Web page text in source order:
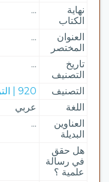
نهاية
الكتاب
...
العنوان
المختصر
...
تاريخ
التصنيف
...
التصنيف
920 | التراجم (السير الذاتية)
اللغة
عربي
العناوين
البديلة
...
هل حقق
في رسالة
علمية ؟